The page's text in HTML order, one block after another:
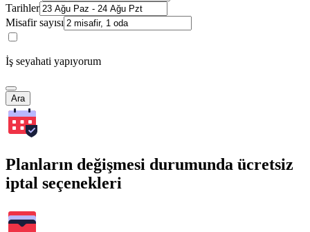
Tarihler
Misafir sayısı
İş seyahati yapıyorum
Ara
Planların değişmesi durumunda ücretsiz
iptal seçenekleri